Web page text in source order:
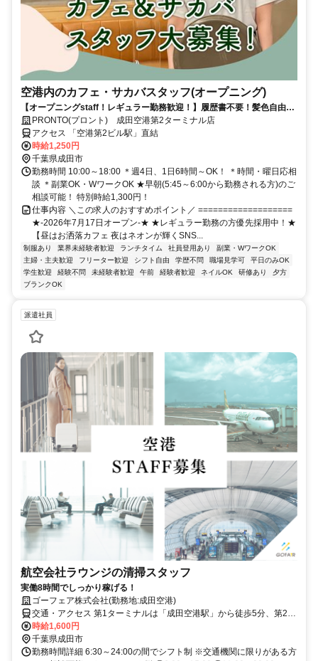
空港内のカフェ・サカバスタッフ(オープニング)
【オープニングstaff！レギュラー勤務歓迎！】履歴書不要！髪色自由！
週4日～！1週間毎のシフト提出◎
PRONTO(プロント) 成田空港第2ターミナル店
アクセス 「空港第2ビル駅」直結
時給1,250円
千葉県成田市
勤務時間 10:00～18:00 ＊週4日、1日6時間～OK！ ＊時間・曜日応相
談 ＊副業OK・WワークOK ★早朝(5:45～6:00から勤務される方)のご
相談可能！ 特別時給1,300円！
仕事内容 ＼この求人のおすすめポイント／ ===================
★-2026年7月17日オープン-★ ★レギュラー勤務の方優先採用中！★
【昼はお洒落カフェ 夜はネオンが輝くSNS...
制服あり 業界未経験者歓迎 ランチタイム 社員登用あり
副業・WワークOK
主婦・主夫歓迎
フリーター歓迎 シフト自由 学歴不問 職場見学可
平日のみOK
学生歓迎
経験不問 未経験者歓迎 午前 経験者歓迎 ネイルOK 研修あり
夕方
ブランクOK
派遣社員
航空会社ラウンジの清掃スタッフ
実働8時間でしっかり稼げる！
ゴーフェア株式会社(勤務地:成田空港)
交通・アクセス 第1ターミナルは「成田空港駅」から徒歩5分、第2・
第3ターミナルは「空港第2ビル駅」からそれぞれ徒歩5分、10分
時給1,600円
千葉県成田市
勤務時間詳細 6:30～24:00の間でシフト制 ※交通機関に限りがある方